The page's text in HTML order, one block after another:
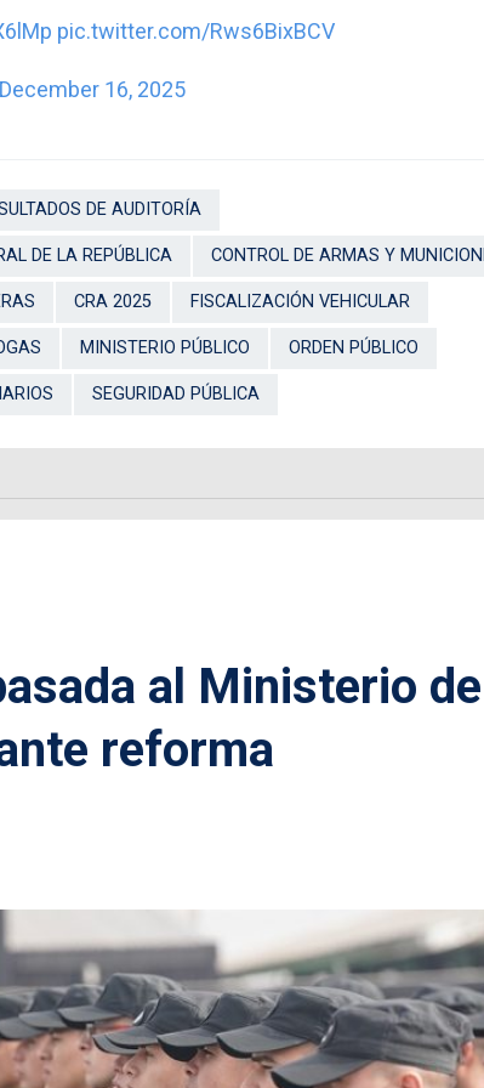
pic.twitter.com/Rws6BixBCV
December 16, 2025
DE AUDITORÍA
DE LA REPÚBLICA CONTROL DE ARMAS Y
CRA 2025 FISCALIZACIÓN VEHICULAR
MINISTERIO PÚBLICO ORDEN PÚBLICO
SEGURIDAD PÚBLICA
al Ministerio de
reforma